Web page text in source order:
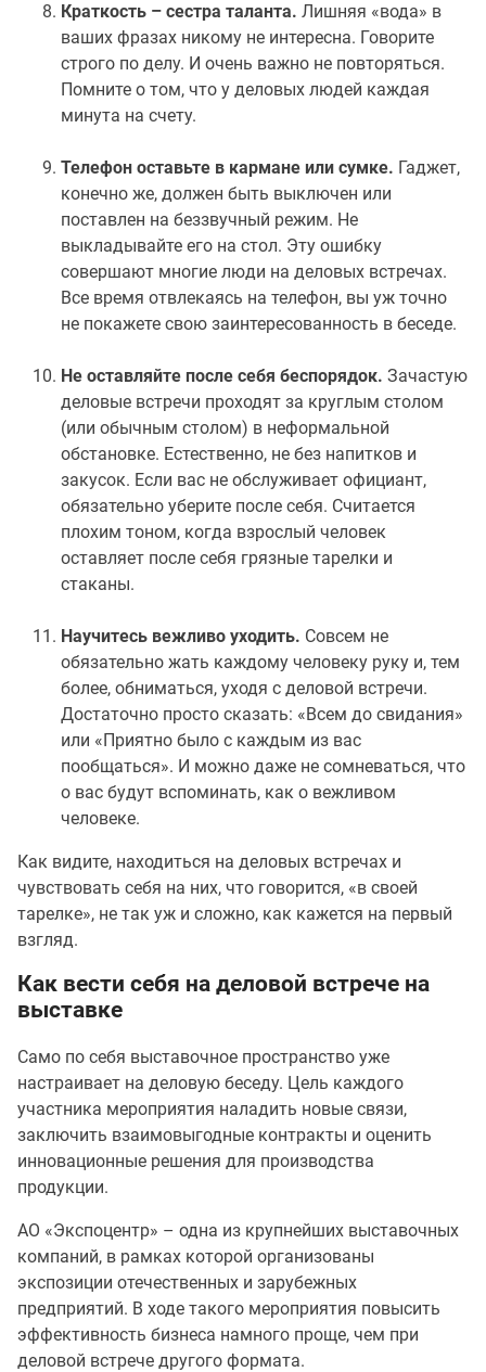
Краткость – сестра таланта. Лишняя «вода» в
ваших фразах никому не интересна. Говорите
строго по делу. И очень важно не повторяться.
Помните о том, что у деловых людей каждая
минута на счету.
Телефон оставьте в кармане или сумке. Гаджет,
конечно же, должен быть выключен или
поставлен на беззвучный режим. Не
выкладывайте его на стол. Эту ошибку
совершают многие люди на деловых встречах.
Все время отвлекаясь на телефон, вы уж точно
не покажете свою заинтересованность в беседе.
Не оставляйте после себя беспорядок. Зачастую
деловые встречи проходят за круглым столом
(или обычным столом) в неформальной
обстановке. Естественно, не без напитков и
закусок. Если вас не обслуживает официант,
обязательно уберите после себя. Считается
плохим тоном, когда взрослый человек
оставляет после себя грязные тарелки и
стаканы.
Научитесь вежливо уходить. Совсем не
обязательно жать каждому человеку руку и, тем
более, обниматься, уходя с деловой встречи.
Достаточно просто сказать: «Всем до свидания»
или «Приятно было с каждым из вас
пообщаться». И можно даже не сомневаться, что
о вас будут вспоминать, как о вежливом
человеке.
Как видите, находиться на деловых встречах и
чувствовать себя на них, что говорится, «в своей
тарелке», не так уж и сложно, как кажется на первый
взгляд.
Как вести себя на деловой встрече на
выставке
Само по себя выставочное пространство уже
настраивает на деловую беседу. Цель каждого
участника мероприятия наладить новые связи,
заключить взаимовыгодные контракты и оценить
инновационные решения для производства
продукции.
АО «Экспоцентр» – одна из крупнейших выставочных
компаний, в рамках которой организованы
экспозиции отечественных и зарубежных
предприятий. В ходе такого мероприятия повысить
эффективность бизнеса намного проще, чем при
деловой встрече другого формата.